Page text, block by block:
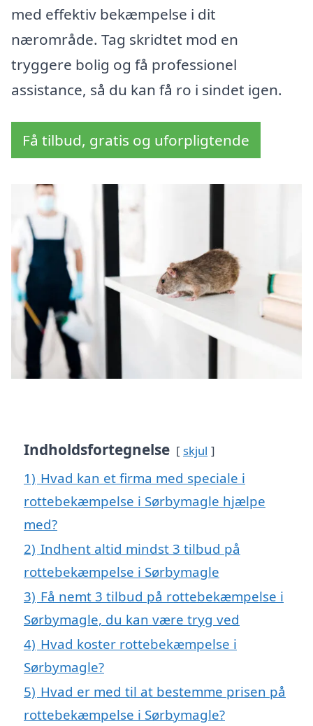
med effektiv bekæmpelse i dit
nærområde. Tag skridtet mod en
tryggere bolig og få professionel
assistance, så du kan få ro i sindet igen.
Få tilbud, gratis og uforpligtende
Indholdsfortegnelse skjul
1) Hvad kan et firma med speciale i
rottebekæmpelse i Sørbymagle hjælpe
med?
2) Indhent altid mindst 3 tilbud på
rottebekæmpelse i Sørbymagle
3) Få nemt 3 tilbud på rottebekæmpelse i
Sørbymagle, du kan være tryg ved
4) Hvad koster rottebekæmpelse i
Sørbymagle?
5) Hvad er med til at bestemme prisen på
rottebekæmpelse i Sørbymagle?